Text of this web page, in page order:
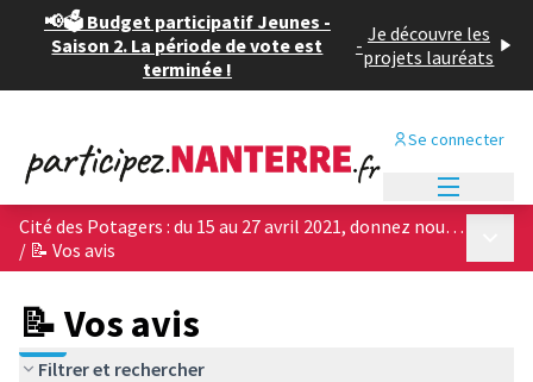
📢🗳️ Budget participatif Jeunes -
Saison 2. La période de vote est
terminée !
- Je découvre les
projets lauréats
Se connecter
Cité des Potagers : du 15 au 27 avril 2021, donnez nous votre avis sur les 4 projets architecturaux !
/ 📝 Vos avis
📝 Vos avis
Filtrer et rechercher